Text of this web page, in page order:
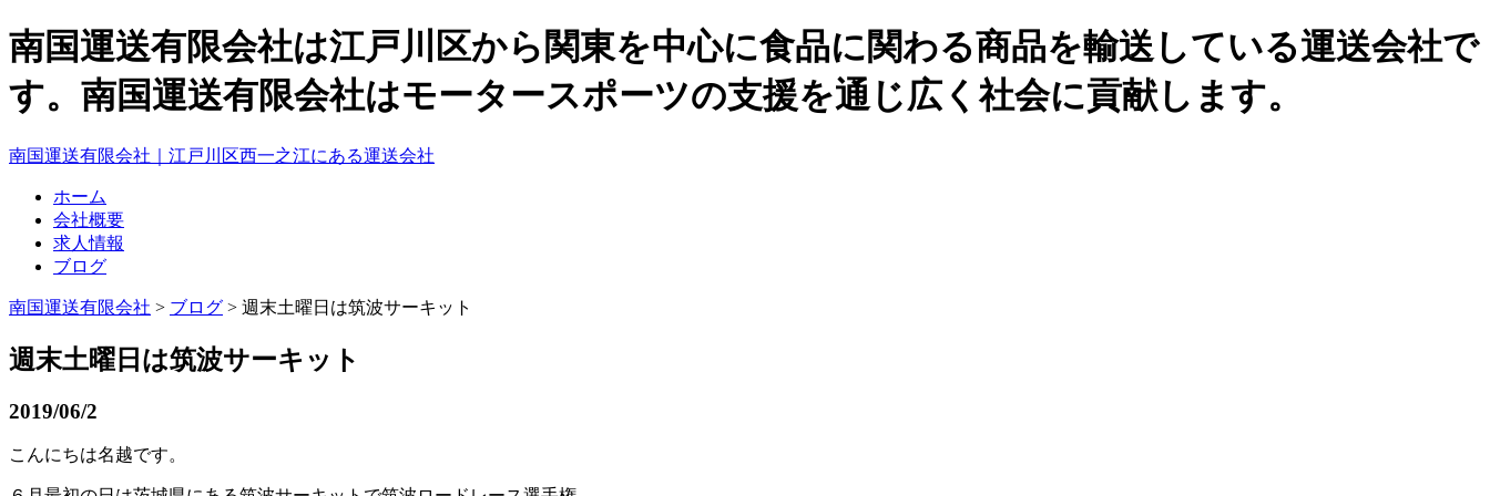
南国運送有限会社は江戸川区から関東を中心に食品に関わる商品を輸送している運送会社で
す。南国運送有限会社はモータースポーツの支援を通じ広く社会に貢献します。
南国運送有限会社｜江戸川区西一之江にある運送会社
ホーム
会社概要
求人情報
ブログ
南国運送有限会社 > ブログ > 週末土曜日は筑波サーキット
週末土曜日は筑波サーキット
2019/06/2
こんにちは名越です。